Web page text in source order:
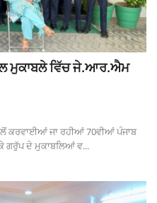
ਮੁਕਾਬਲੇ ਵਿੱਚ ਜੇ.ਆਰ.ਐਮ
ਕਰਵਾਈਆਂ ਜਾ ਰਹੀਆਂ 70ਵੀਆਂ ਪੰਜਾਬ
ਗਰੁੱਪ ਦੇ ਮੁਕਾਬਲਿਆਂ ਵ...